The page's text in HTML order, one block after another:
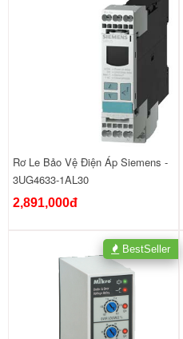
Rơ Le Bảo Vệ Điện Áp Siemens -
3UG4633-1AL30
2,891,000đ
BestSeller